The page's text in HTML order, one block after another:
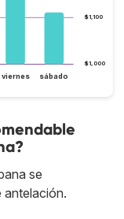
$1,000
$1,100
viernes sábado
se
antelación.